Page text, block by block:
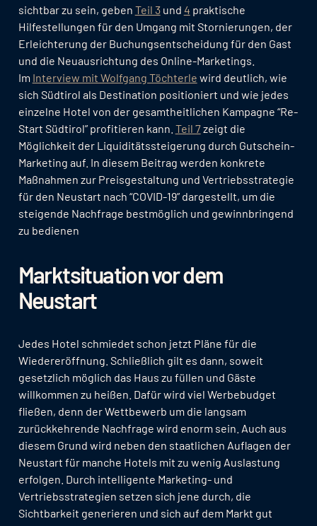
sichtbar zu sein, geben Teil 3und 4 praktische
Hilfestellungen für den Umgang mit Stornierungen, der
Erleichterung der Buchungsentscheidung für den Gast
und die Neuausrichtung des Online-Marketings.
Im Interview mit Wolfgang Töchterle wird deutlich, wie
sich Südtirol als Destination positioniert und wie jedes
einzelne Hotel von der gesamtheitlichen Kampagne “Re-
Start Südtirol” profitieren kann. Teil 7zeigt die
Möglichkeit der Liquiditätssteigerung durch Gutschein-
Marketing auf. In diesem Beitrag werden konkrete
Maßnahmen zur Preisgestaltung und Vertriebsstrategie
für den Neustart nach “COVID-19” dargestellt, um die
steigende Nachfrage bestmöglich und gewinnbringend
zu bedienen
Marktsituation vor dem
Neustart
Jedes Hotel schmiedet schon jetzt Pläne für die
Wiedereröffnung. Schließlich gilt es dann, soweit
gesetzlich möglich das Haus zu füllen und Gäste
willkommen zu heißen. Dafür wird viel Werbebudget
fließen, denn der Wettbewerb um die langsam
zurückkehrende Nachfrage wird enorm sein. Auch aus
diesem Grund wird neben den staatlichen Auflagen der
Neustart für manche Hotels mit zu wenig Auslastung
erfolgen. Durch intelligente Marketing- und
Vertriebsstrategien setzen sich jene durch, die
Sichtbarkeit generieren und sich auf dem Markt gut